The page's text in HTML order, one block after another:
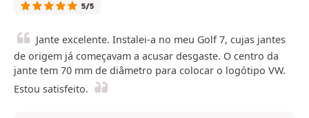
5/5
Jante excelente. Instalei-a no meu Golf 7, cujas jantes
de origem já começavam a acusar desgaste. O centro da
jante tem 70 mm de diâmetro para colocar o logótipo VW.
Estou satisfeito.